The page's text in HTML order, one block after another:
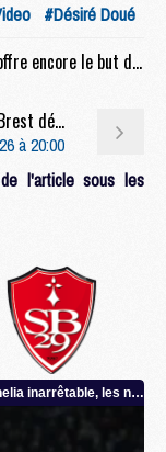
#Désiré Doué
Match : PSG/Brest (1-0), Doué s'offre encore le but du titre
Match : Les compositions officielles de PSG/Brest dévoilées, Dro titulaire
à 20:00
l'article sous les